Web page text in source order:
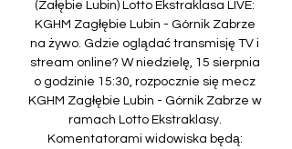
(Załębie Lubin) Lotto Ekstraklasa LIVE:
KGHM Zagłębie Lubin - Górnik Zabrze
na żywo. Gdzie oglądać transmisję TV i
stream online? W niedzielę, 15 sierpnia
o godzinie 15:30, rozpocznie się mecz
KGHM Zagłębie Lubin - Górnik Zabrze w
ramach Lotto Ekstraklasy.
Komentatorami widowiska będą: